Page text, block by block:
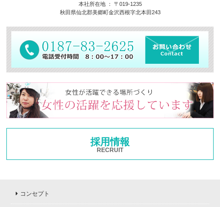
本社所在地 ： 〒019-1235
秋田県仙北郡美郷町金沢西根字北本田243
採用情報
RECRUIT
コンセプト